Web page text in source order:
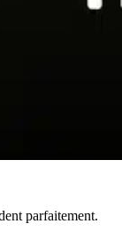
parfaitement.